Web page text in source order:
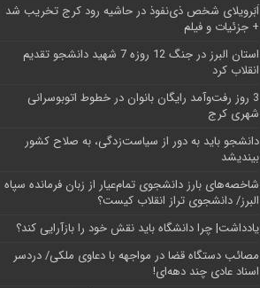
اَبَر‌ویلای شخص ذی‌نفوذ در حاشیه‌ رود کرج تخریب شد
+ جزئیات و فیلم
استان البرز در جنگ 12 روزه 7 شهید دانشجو تقدیم
انقلاب کرد
3 روز رفت‌وآمد رایگان بانوان در خطوط اتوبوسرانی
شهری کرج
دانشجو باید به دور از سیاست‌زدگی، به صلاح کشور
بیندیشد
شاخصه‌های بارز دانشجوی تمام‌عیار از زبان فرمانده سپاه
البرز/ دانشجوی تراز انقلاب کیست؟
یادداشت| چرا دانشگاه باید نقش خود را بازآرایی کند؟
مصائب دستگاه قضا در مواجهه با دعاوی ملکی/ دردسر
اسناد عادی چند‌ دهه‌ای!